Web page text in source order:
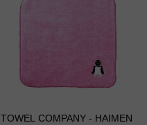
TOWEL COMPANY - HAIMEN